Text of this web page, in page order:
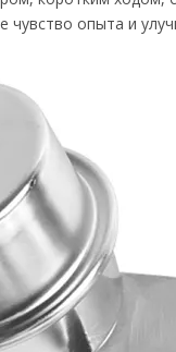
опыта и